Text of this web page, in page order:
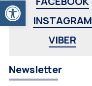
Ανοίξτε τη γραμμή εργαλείων
INSTAGRAM
VIBER
Newsletter